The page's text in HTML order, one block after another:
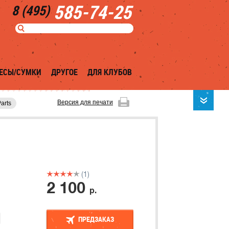
8 (495)585-74-25
СУМКИ ДРУГОЕ ДЛЯ КЛУБОВ
Версия для печати
(1)
2 100 р.
ПРЕДЗАКАЗ